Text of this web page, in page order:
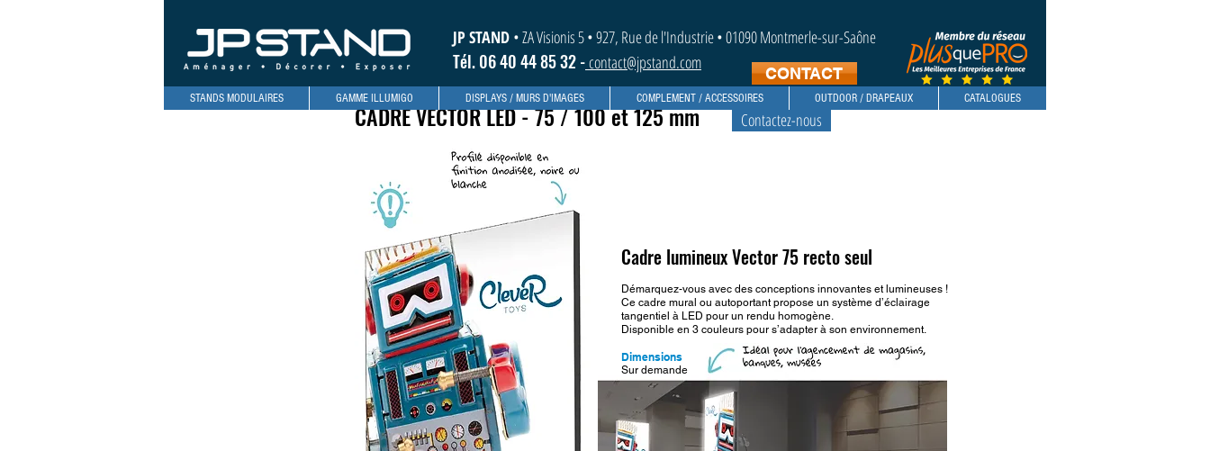
STANDS MODULAIRES GAMME ILLUMIGO DISPLAYS / MURS D'IMAGES COMPLEMENT / ACCESSOIRES OUTDOOR / DRAPEAUX CATALOGUES
JP STAND • ZA Visionis 5 • 927, Rue de l'Industrie • 01090 Montmerle-sur-Saône
Tél. 06 40 44 85 32 -contact@jpstand.com
CONTACT
CADRE VECTOR LED - 75 / 100 et 125 mm
Cadre lumineux Vector 75 recto seul
Démarquez-vous avec des conceptions innovantes et lumineuses !
Ce cadre mural ou autoportant propose un système d’éclairage
tangentiel à LED pour un rendu homogène.
Disponible en 3 couleurs pour s’adapter à son environnement.
Dimensions
Sur demande
Contactez-nous